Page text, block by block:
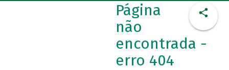
Página
não
encontrada -
erro 404